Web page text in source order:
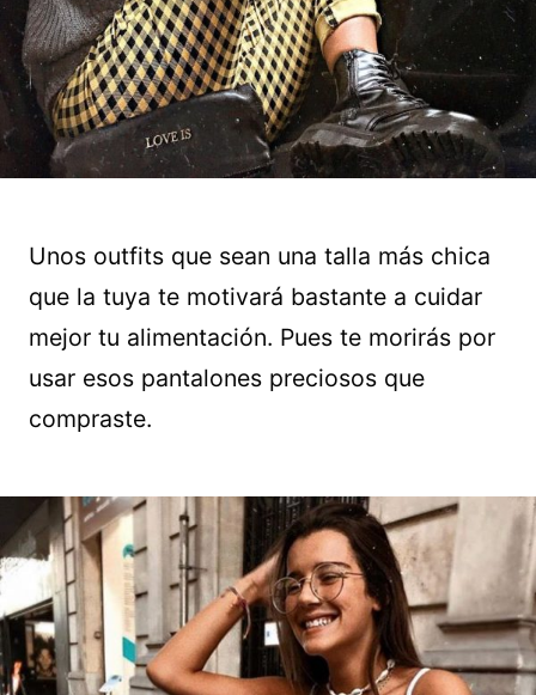
Unos outfits que sean una talla más chica
que la tuya te motivará bastante a cuidar
mejor tu alimentación. Pues te morirás por
usar esos pantalones preciosos que
compraste.